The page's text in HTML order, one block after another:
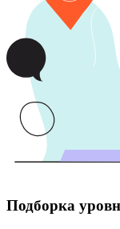
Подборка